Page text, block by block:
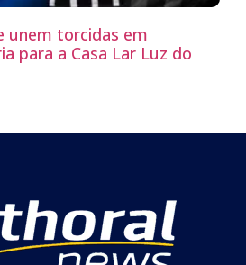
unem torcidas em
para a Casa Lar Luz do